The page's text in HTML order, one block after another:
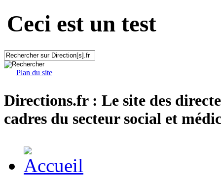
Ceci est un test
Plan du site
Directions.fr : Le site des
cadres du secteur social et